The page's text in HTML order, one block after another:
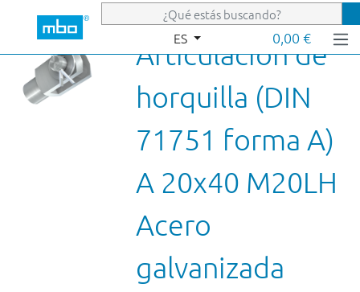
Saltar al contenido principal
ES 0,00 €
Articulación de
horquilla (DIN
71751 forma A)
A 20x40 M20LH
Acero
galvanizada